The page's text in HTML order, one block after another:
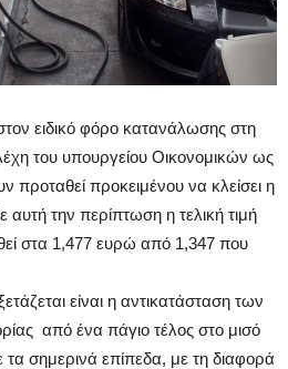
ειδικό φόρο κατανάλωσης στη
του υπουργείου Οικονομικών ως
προταθεί προκειμένου να κλείσει η
την περίπτωση η τελική τιμή
στα 1,477 ευρώ από 1,347 που
είναι η αντικατάσταση των
από ένα πάγιο τέλος στο μισό
σημερινά επίπεδα, με τη διαφορά